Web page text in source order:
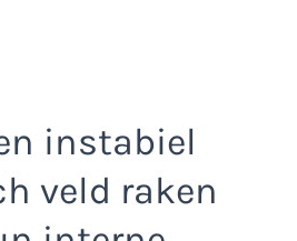
instabiel
veld raken